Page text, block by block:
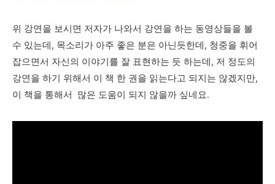
위 강연을 보시면 저자가 나와서 강연을 하는 동영상들을 볼
수 있는데, 목소리가 아주 좋은 분은 아닌듯한데, 청중을 휘어
잡으면서 자신의 이야기를 잘 표현하는 듯 하는데, 저 정도의
강연을 하기 위해서 이 책 한 권을 읽는다고 되지는 않겠지만,
이 책을 통해서 많은 도움이 되지 않을까 싶네요.